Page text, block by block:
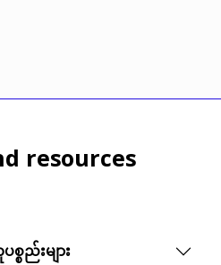
resources
ည်းများ